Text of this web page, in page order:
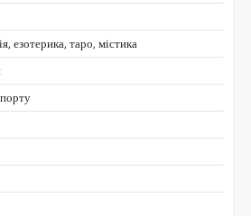
езотерика, таро, містика